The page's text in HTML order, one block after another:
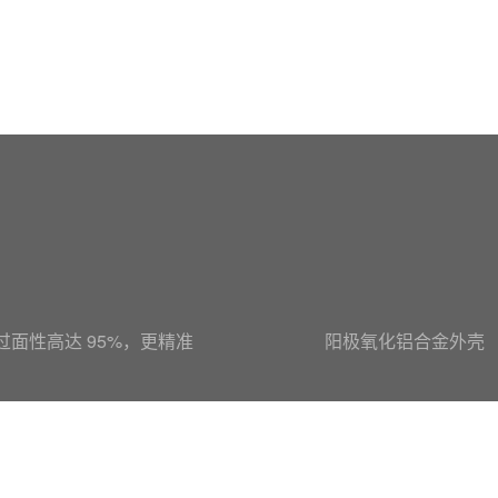
面性高达 95%，更精准 阳极氧化铝合金外壳